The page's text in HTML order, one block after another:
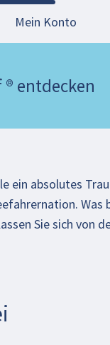
Mein Konto
entdecken
ein absolutes
Was
Sie sich von